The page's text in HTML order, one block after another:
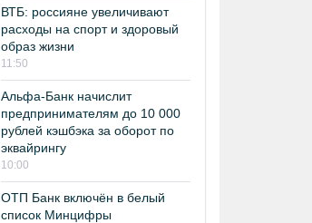
ВТБ: россияне увеличивают
расходы на спорт и здоровый
образ жизни
11:50
Альфа-Банк начислит
предпринимателям до 10 000
рублей кэшбэка за оборот по
эквайрингу
10:00
ОТП Банк включён в белый
список Минцифры